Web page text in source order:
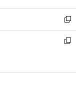
開
く
ウ
で
開
く
ン
ド
ウ
で
ウ
ィ
ン
ド
開
新
し
い
ン
新
ウ